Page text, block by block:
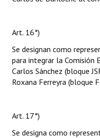
Art. 16°)
Se designan como
para integrar la Comisión
Carlos Sánchez (bloque
Roxana Ferreyra (bloque
Art. 17°)
Se designa como